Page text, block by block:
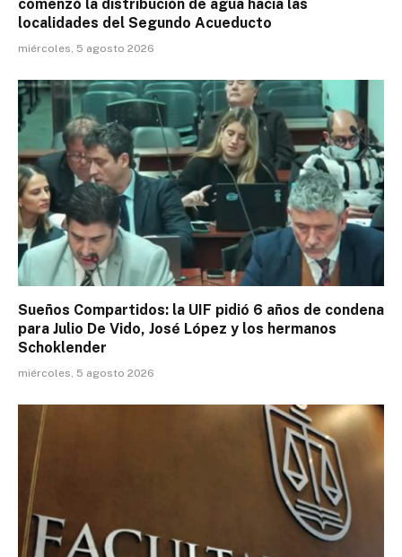
comenzó la distribución de agua hacia las
localidades del Segundo Acueducto
miércoles, 5 agosto 2026
Sueños Compartidos: la UIF pidió 6 años de condena
para Julio De Vido, José López y los hermanos
Schoklender
miércoles, 5 agosto 2026